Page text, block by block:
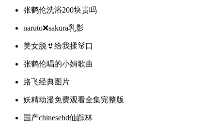
张鹤伦洗浴200块贵吗
naruto❌sakura乳影
美女脱👙给我揉🐻口
张鹤伦唱的小娟歌曲
路飞经典图片
妖精动漫免费观看全集完整版
国产chinesehd仙踪林